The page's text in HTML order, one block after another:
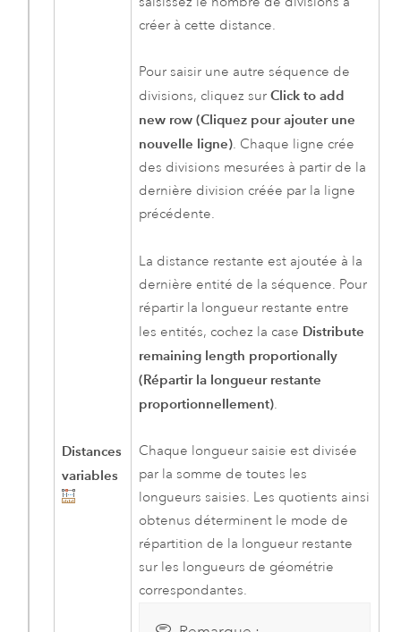
Distances
variables
créer à cette distance.
Pour saisir une autre séquence de
divisions, cliquez surClick to add
new row (Cliquez pour ajouter une
nouvelle ligne). Chaque ligne crée
des divisions mesurées à partir de la
dernière division créée par la ligne
précédente.
La distance restante est ajoutée à la
dernière entité de la séquence. Pour
répartir la longueur restante entre
les entités, cochez la case Distribute
remaining length proportionally
(Répartir la longueur restante
proportionnellement).
Chaque longueur saisie est divisée
par la somme de toutes les
longueurs saisies. Les quotients ainsi
obtenus déterminent le mode de
répartition de la longueur restante
sur les longueurs de géométrie
correspondantes.